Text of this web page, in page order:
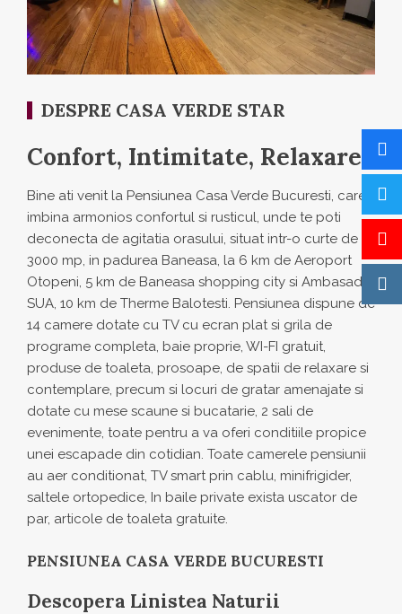
DESPRE CASA VERDE STAR
Confort, Intimitate, Relaxare
Bine ati venit la Pensiunea Casa Verde Bucuresti, care
imbina armonios confortul si rusticul, unde te poti
deconecta de agitatia orasului, situat intr-o curte de
3000 mp, in padurea Baneasa, la 6 km de Aeroport
Otopeni, 5 km de Baneasa shopping city si Ambasada
SUA, 10 km de Therme Balotesti. Pensiunea dispune de
14 camere dotate cu TV cu ecran plat si grila de
programe completa, baie proprie, WI-FI gratuit,
produse de toaleta, prosoape, de spatii de relaxare si
contemplare, precum si locuri de gratar amenajate si
dotate cu mese scaune si bucatarie, 2 sali de
evenimente, toate pentru a va oferi conditiile propice
unei escapade din cotidian. Toate camerele pensiunii
au aer conditionat, TV smart prin cablu, minifrigider,
saltele ortopedice, In baile private exista uscator de
par, articole de toaleta gratuite.
PENSIUNEA CASA VERDE BUCURESTI
Descopera Linistea Naturii